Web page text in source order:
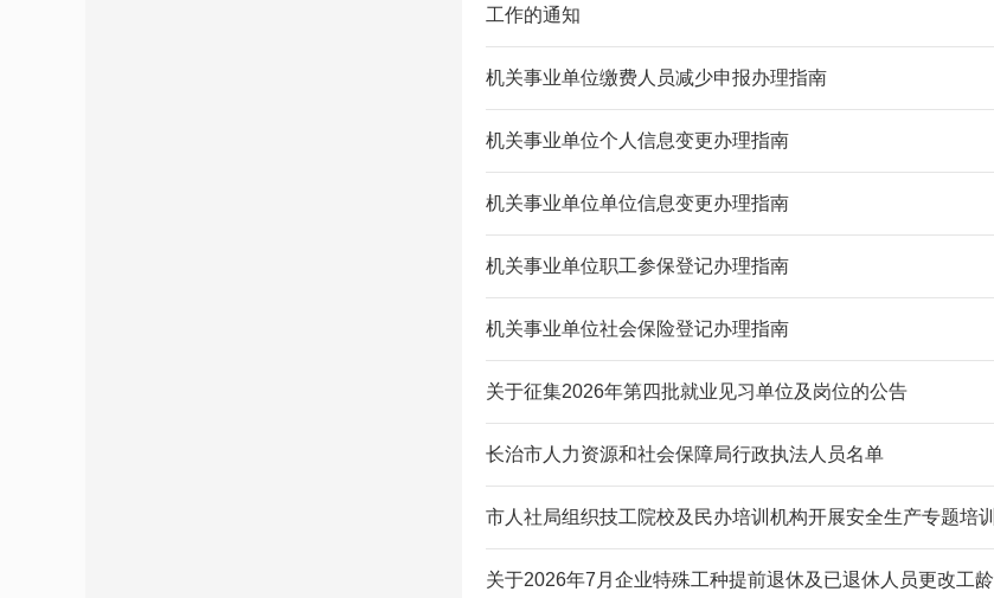
工作的通知
机关事业单位缴费人员减少申报办理指南
机关事业单位个人信息变更办理指南
机关事业单位单位信息变更办理指南
机关事业单位职工参保登记办理指南
机关事业单位社会保险登记办理指南
关于征集2026年第四批就业见习单位及岗位的公告
长治市人力资源和社会保障局行政执法人员名单
市人社局组织技工院校及民办培训机构开展安全生产专题培训
关于2026年7月企业特殊工种提前退休及已退休人员更改工龄